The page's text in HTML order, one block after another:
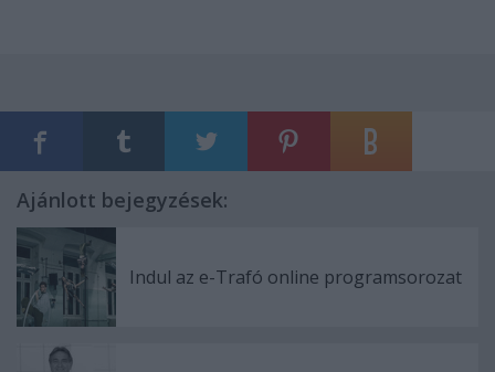
Ajánlott bejegyzések:
Indul az e-Trafó online programsorozat